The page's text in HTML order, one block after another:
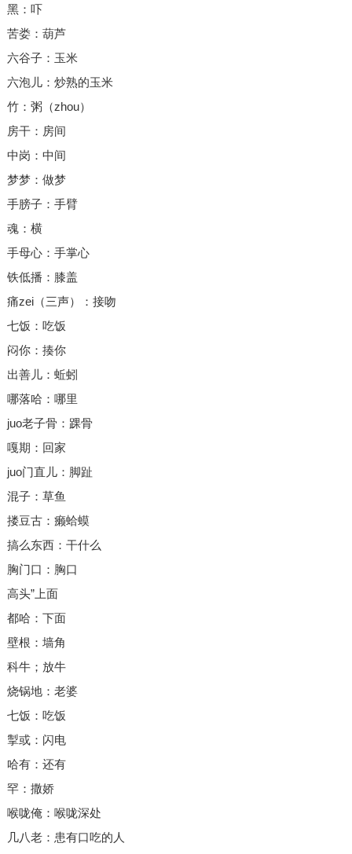
黑：吓
苦娄：葫芦
六谷子：玉米
六泡儿：炒熟的玉米
竹：粥（zhou）
房干：房间
中岗：中间
梦梦：做梦
手膀子：手臂
魂：横
手母心：手掌心
铁低播：膝盖
痛zei（三声）：接吻
七饭：吃饭
闷你：揍你
出善儿：蚯蚓
哪落哈：哪里
juo老子骨：踝骨
嘎期：回家
juo门直儿：脚趾
混子：草鱼
搂豆古：癞蛤蟆
搞么东西：干什么
胸门口：胸口
高头”上面
都哈：下面
壁根：墙角
科牛；放牛
烧锅地：老婆
七饭：吃饭
掣或：闪电
哈有：还有
罕：撒娇
喉咙俺：喉咙深处
几八老：患有口吃的人